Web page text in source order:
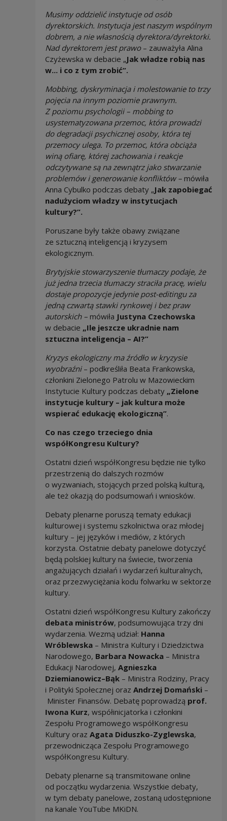
Musimy oddzielić instytucje od osób
dyrektorskich. Instytucja jest naszym wspólnym
dobrem, a nie własnością dyrektora/dyrektorki.
Nad dyrektorem jest prawo – zauważyła Alina
Czyżewska w debacie „Jak władze robią nas
w... i co z tym zrobić”.
Mobbing, dyskryminacja i molestowanie to trzy
pojęcia na innym poziomie prawnym.
Z poziomu psychologii – mobbing to
usystematyzowana przemoc, która prowadzi
do degradacji psychicznej osoby, która tej
przemocy ulega. To przemoc, która obciąża
winą ofiarę, której zachowania i reakcje
odczytywane są na zewnątrz jako stwarzanie
problemów i generowanie konfliktów – mówiła
Anna Cybulko podczas debaty „Jak zapobiegać
nadużyciom władzy w instytucjach
kultury?”.
Poruszane były także obawy związane
ze sztuczną inteligencją i kryzysem
ekologicznym.
Brytyjskie stowarzyszenie tłumaczy podaje, że
już jedna trzecia tłumaczy straciła pracę, wielu
dostaje propozycje jedynie post-editingu za
jedną czwartą stawki rynkowej i bez praw
autorskich – mówiła Justyna Czechowska
w debacie „Ile jeszcze ukradnie nam
sztuczna inteligencja – AI?”
Kryzys ekologiczny ma źródło w kryzysie
wyobraźni – podkreśliła Beata Frankowska,
członkini Zielonego Patrolu w Mazowieckim
Instytucie Kultury podczas debaty „Zielone
instytucje kultury – jak kultura może
wspierać edukację ekologiczną”.
Co nas czego trzeciego dnia
współKongresu Kultury?
Ostatni dzień współKongresu będzie nie tylko
przestrzenią do dalszych rozmów
o wyzwaniach, stojących przed polską kulturą,
ale też okazją do podsumowań i wniosków.
Debaty plenarne poruszą tematy edukacji
kulturowej i systemu szkolnictwa oraz młodej
kultury – jej języków i mediów, z których
korzysta. Ostatnie debaty panelowe dotyczyć
będą polskiej kultury na świecie, tworzenia
angażujących działań i wydarzeń kulturalnych,
oraz przezwyciężania kodu folwarku w sektorze
kultury.
Ostatni dzień współKongresu Kultury zakończy
debata ministrów, podsumowująca trzy dni
wydarzenia. Wezmą udział: Hanna
Wróblewska– Ministra Kultury i Dziedzictwa
Narodowego, Barbara Nowacka– Ministra
Edukacji Narodowej, Agnieszka
Dziemianowicz–Bąk– Ministra Rodziny, Pracy
i Polityki Społecznej oraz Andrzej Domański–
Minister Finansów. Debatę poprowadzą prof.
Iwona Kurz, współinicjatorka i członkini
Zespołu Programowego współKongresu
Kultury oraz Agata Diduszko-Zyglewska,
przewodnicząca Zespołu Programowego
współKongresu Kultury.
Debaty plenarne są transmitowane online
od początku wydarzenia. Wszystkie debaty,
w tym debaty panelowe, zostaną udostępnione
na kanale YouTube MKiDN.